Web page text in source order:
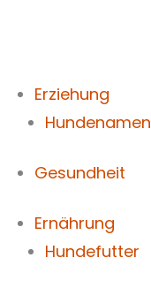
Erziehung
Hundenamen
Gesundheit
Ernährung
Hundefutter